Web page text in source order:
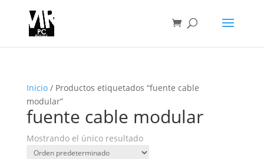
Inicio/ Productos etiquetados “fuente cable
modular”
fuente cable modular
Mostrando el único resultado